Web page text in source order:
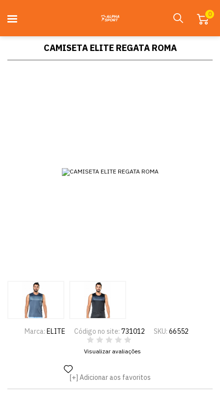
0
CAMISETA ELITE REGATA ROMA
Marca: ELITE Código no site: 731012 SKU: 66552
Visualizar avaliações
Adicionar aos favoritos